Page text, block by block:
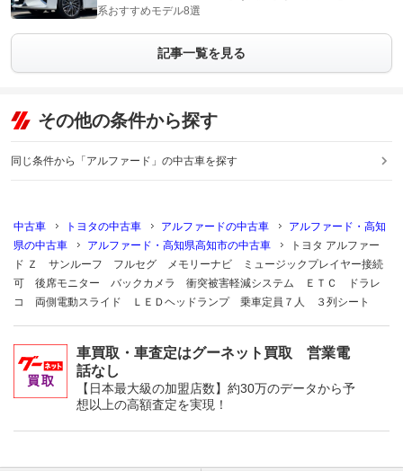
系おすすめモデル8選
記事一覧を見る
その他の条件から探す
同じ条件から「アルファード」の中古車を探す
中古車 トヨタの中古車 アルファードの中古車
アルファード・高知
県の中古車
アルファード・高知県高知市の中古車
トヨタ アルファー
ド Ｚ サンルーフ フルセグ メモリーナビ ミュージックプレイヤー接続
可 後席モニター バックカメラ 衝突被害軽減システム ＥＴＣ ドラレ
コ 両側電動スライド ＬＥＤヘッドランプ 乗車定員７人 ３列シート
車買取・車査定はグーネット買取 営業電
話なし
【日本最大級の加盟店数】約30万のデータから予
想以上の高額査定を実現！